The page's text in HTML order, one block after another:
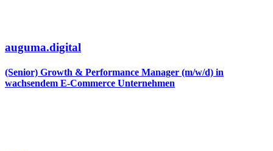
auguma.digital
(Senior) Growth & Performance Manager (m/w/d) in
wachsendem E-Commerce Unternehmen